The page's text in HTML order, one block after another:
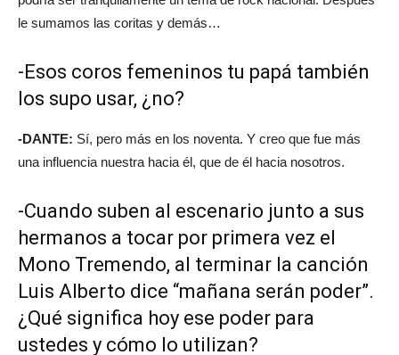
le sumamos las coritas y demás…
-Esos coros femeninos tu papá también
los supo usar, ¿no?
-DANTE: Sí, pero más en los noventa. Y creo que fue más
una influencia nuestra hacia él, que de él hacia nosotros.
-Cuando suben al escenario junto a sus
hermanos a tocar por primera vez el
Mono Tremendo, al terminar la canción
Luis Alberto dice “mañana serán poder”.
¿Qué significa hoy ese poder para
ustedes y cómo lo utilizan?